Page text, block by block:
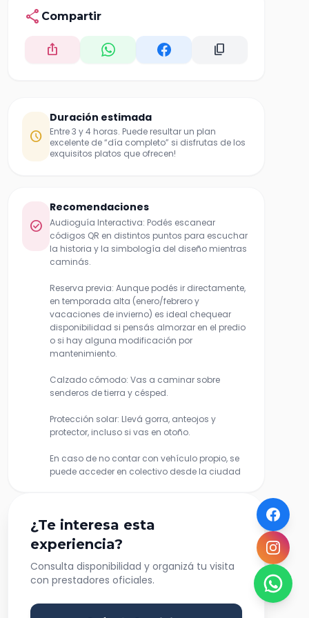
share Compartir
ios_share content_copy
schedule
Duración estimada
Entre 3 y 4 horas. Puede resultar un plan
excelente de “día completo” si disfrutas de los
exquisitos platos que ofrecen!
check_circle
Recomendaciones
Audioguía Interactiva: Podés escanear
códigos QR en distintos puntos para escuchar
la historia y la simbología del diseño mientras
caminás.
Reserva previa: Aunque podés ir directamente,
en temporada alta (enero/febrero y
vacaciones de invierno) es ideal chequear
disponibilidad si pensás almorzar en el predio
o si hay alguna modificación por
mantenimiento.
Calzado cómodo: Vas a caminar sobre
senderos de tierra y césped.
Protección solar: Llevá gorra, anteojos y
protector, incluso si vas en otoño.
En caso de no contar con vehículo propio, se
puede acceder en colectivo desde la ciudad
¿Te interesa esta
experiencia?
Consulta disponibilidad y organizá tu visita
con prestadores oficiales.